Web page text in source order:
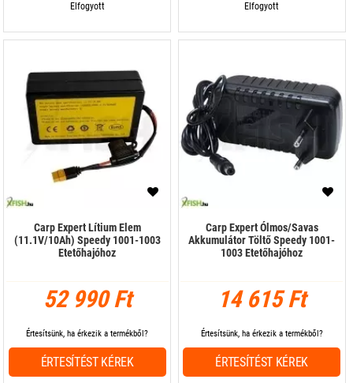
Elfogyott Elfogyott
Carp Expert Lítium Elem
(11.1V/10Ah) Speedy 1001-1003
Etetőhajóhoz
52 990 Ft
Értesítsünk, ha érkezik a termékből?
ÉRTESÍTÉST KÉREK
Carp Expert Ólmos/Savas
Akkumulátor Töltő Speedy 1001-
1003 Etetőhajóhoz
14 615 Ft
Értesítsünk, ha érkezik a termékből?
ÉRTESÍTÉST KÉREK